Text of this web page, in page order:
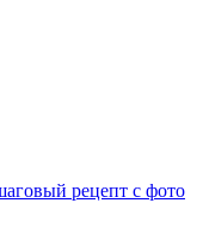
рецепт с фото